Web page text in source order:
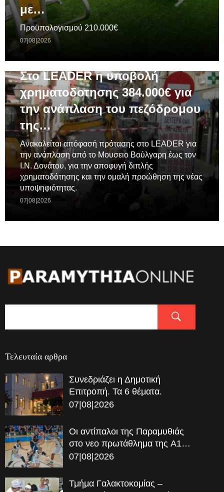
με…
Προϋπολογισμού 210.000€
07|08|2026
Στο LEADER η υποβολή
χρηματοδοτησης 384.000€ για
την ανάπλαση του πεζόδρομου
της…
Ανακαλείται απόφασή πρότασης στο LEADER για
την ανάπλαση από το Μουσειο Βούλγαρη έως τον
Ι.Ν. Δονάτου, για την αποφυγή διπλής
χρηματοδότησης και την ομαλή προώθηση της νέας
υποψηφιότητας.
07|08|2026
Τελευταία αρθρα
Συνεδριάζει η Δημοτική
Επιτροπή. Τα 6 θέματα.
07|08|2026
Οι αντίπαλοι της Παραμυθιάς
στο νεο πρωτάθλημα της A1…
07|08|2026
Τμήμα Γαλακτοκομίας –